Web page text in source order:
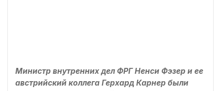
Министр внутренних дел ФРГ Ненси Фэзер и ее
австрийский коллега Герхард Карнер были